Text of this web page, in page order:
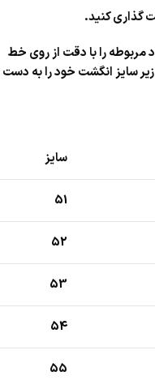
گذاری کنید.
مربوطه را با دقت از روی خط
سایز انگشت خود را به دست
سایز
51
52
53
54
55